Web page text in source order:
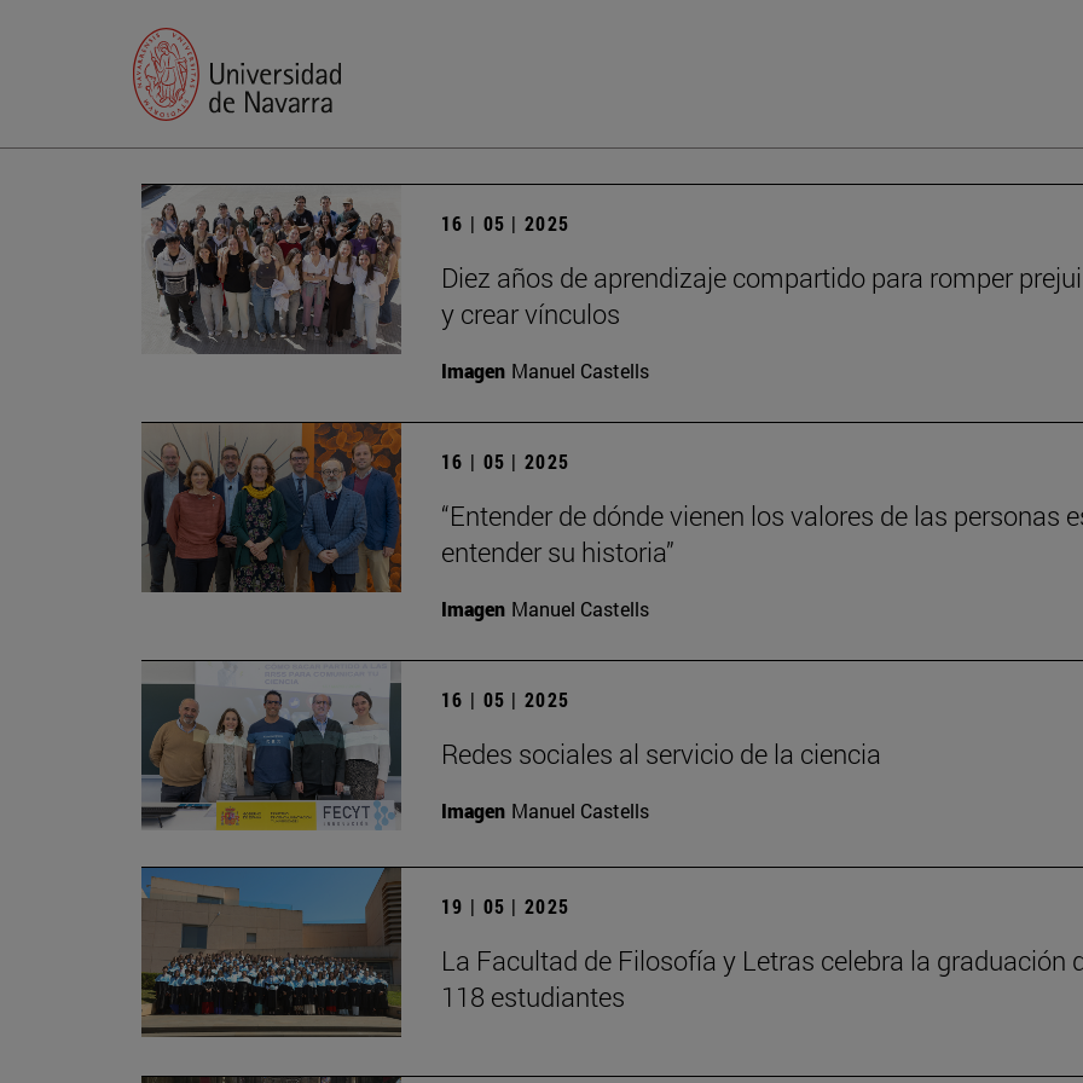
16 | 05 | 2025
Diez años de aprendizaje compartido para romper
y crear vínculos
Imagen Manuel Castells
16 | 05 | 2025
“Entender de dónde vienen los valores de las personas
entender su historia”
Imagen Manuel Castells
16 | 05 | 2025
Redes sociales al servicio de la ciencia
Imagen Manuel Castells
19 | 05 | 2025
La Facultad de Filosofía y Letras celebra la graduación
118 estudiantes